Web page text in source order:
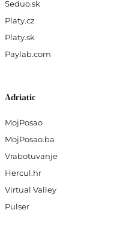
Seduo.sk
Platy.cz
Platy.sk
Paylab.com
Adriatic
MojPosao
MojPosao.ba
Vrabotuvanje
Hercul.hr
Virtual Valley
Pulser